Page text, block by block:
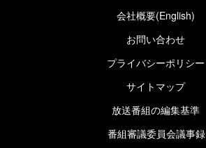
会社概要(English)
お問い合わせ
プライバシーポリシー
サイトマップ
放送番組の編集基準
番組審議委員会議事録